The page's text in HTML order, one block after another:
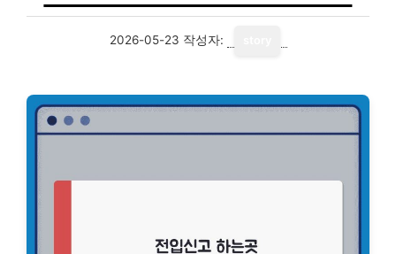
2026-05-23 작성자: